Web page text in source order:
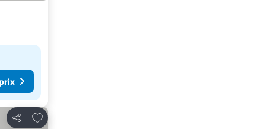
Partager
Ajouter à mes favoris